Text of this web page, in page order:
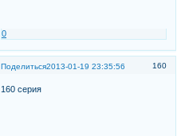
0
Поделиться 160
2013-01-19 23:35:56
160 серия